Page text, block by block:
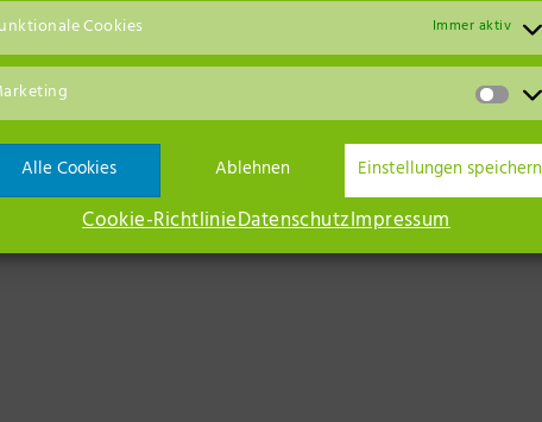
Cookies Immer aktiv
Alle Cookies Ablehnen Einstellungen speichern
Cookie-RichtlinieDatenschutzImpressum